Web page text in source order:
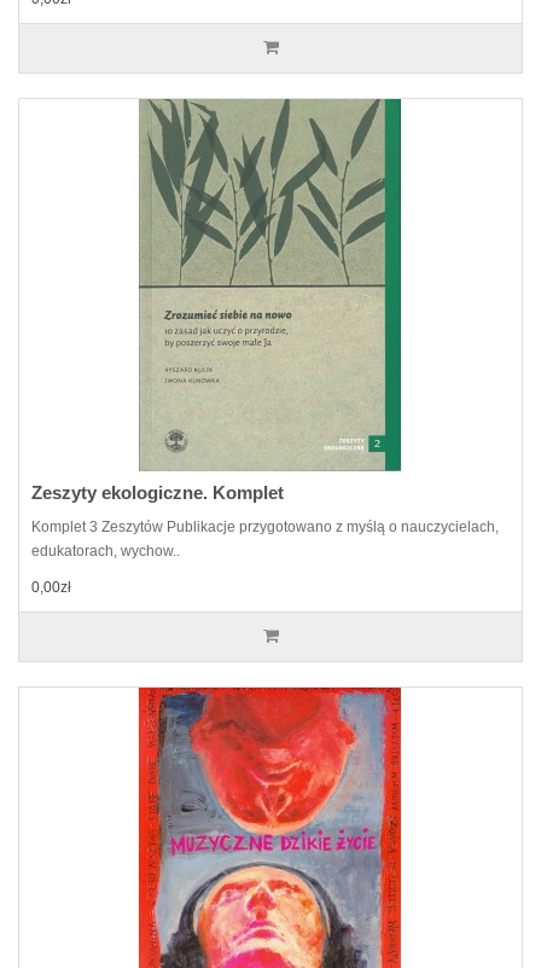
Zeszyty ekologiczne. Komplet
Komplet 3 Zeszytów Publikacje przygotowano z myślą o nauczycielach,
edukatorach, wychow..
0,00zł